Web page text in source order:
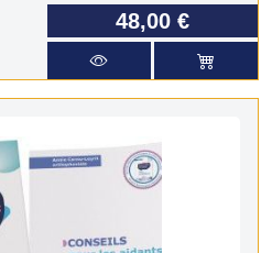
48,00 €